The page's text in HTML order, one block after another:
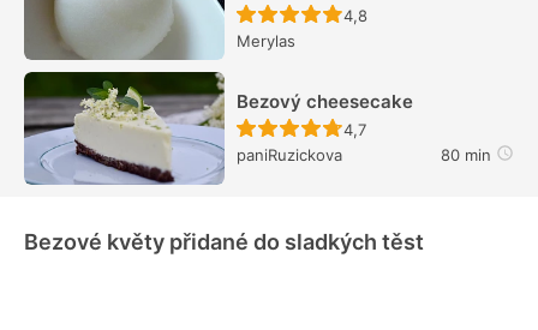
Recept ještě nebyl
4,8
Merylas
Bezový cheesecake
Recept ještě nebyl
4,7
paniRuzickova
80 min
Bezové květy přidané do sladkých těst